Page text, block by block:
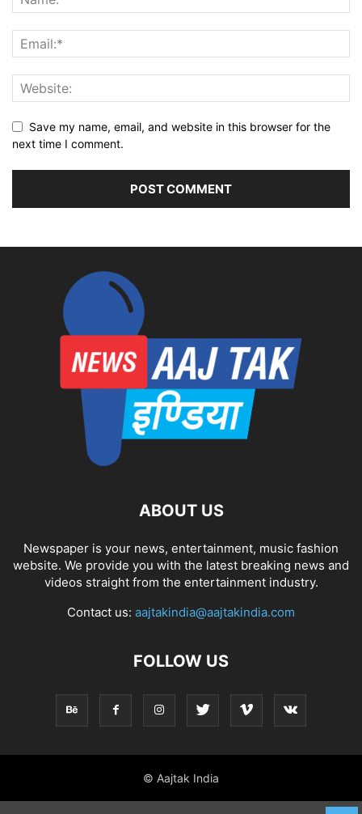
Save my name, email, and website in this browser for the
next time I comment.
ABOUT US
Newspaper is your news, entertainment, music fashion
website. We provide you with the latest breaking news and
videos straight from the entertainment industry.
Contact us: aajtakindia@aajtakindia.com
FOLLOW US
© Aajtak India